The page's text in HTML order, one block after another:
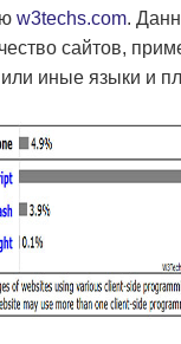
w3techs.com.
сайтов,
иные языки и